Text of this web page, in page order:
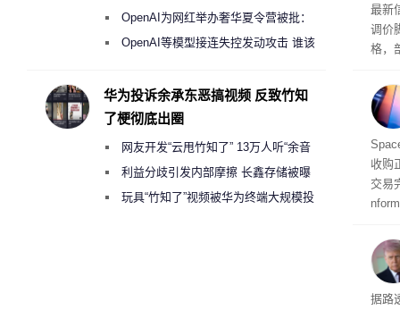
最新
调价
格，
不断
品
收购
交易
周
时间
交
议，
到倒
据路
《人工智能法案》全新执法权限审查
OpenAI为网红举办奢华夏令营被批：
2000美元一晚 遭讽“反乌托邦”
OpenAI等模型接连失控发动攻击 谁该
华为投诉余承东恶搞视频 反致竹知
了梗彻底出圈
网友开发“云甩竹知了” 13万人听“余音
绕梁”利益分歧引发内部摩擦 长鑫存储被曝
曾将华为驻场工程师驱逐出研发基地
玩具“竹知了”视频被华为终端大规模投